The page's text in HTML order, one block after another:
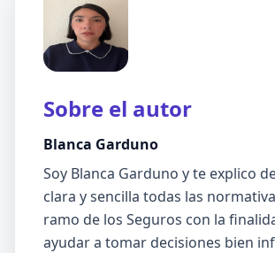
Sobre el autor
Blanca Garduno
Soy Blanca Garduno y te explico
clara y sencilla todas las
ramo de los Seguros con la
ayudar a tomar decisiones bien